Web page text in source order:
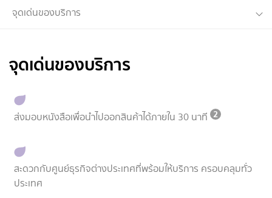
จุดเด่นของบริการ
จุดเด่นของบริการ
ส่งมอบหนังสือเพื่อนำไปออกสินค้าได้ภายใน 30 นาที 2
สะดวกกับศูนย์ธุรกิจต่างประเทศที่พร้อมให้บริการ ครอบคลุมทั่ว
ประเทศ